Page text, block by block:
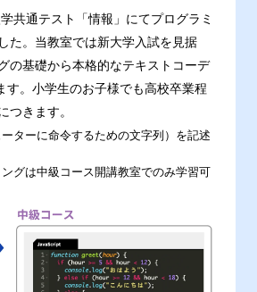
共通テスト「情報」にてプログラミ
た。当教室では新大学入試を見据
の基礎から本格的なテキストコーデ
す。小学生のお子様でも高校卒業程
つきます。
ターに命令するための文字列）を記述
グは中級コース開講教室でのみ学習可